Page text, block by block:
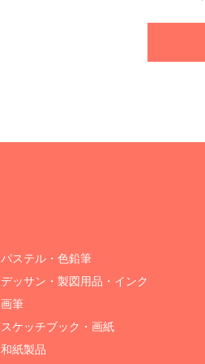
パステル・色鉛筆
デッサン・製図用品・インク
画筆
スケッチブック・画紙
和紙製品